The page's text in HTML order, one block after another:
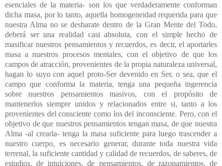
esenciales de la materia- son los que verdaderamente conforman
dicha masa, por lo tanto, aquella homogeneidad requerida para que
nuestra Alma no se desbarate dentro de la Gran Mente del Todo,
deberá ser una realidad casi absoluta, con el simple hecho de
masificar nuestros pensamientos y recuerdos, es decir, el aportarles
masa a nuestros procesos mentales, con el objetivo de que los
campos de atracción, provenientes de la propia naturaleza universal,
hagan lo suyo con aquel proto-Ser devenido en Ser, o sea, que el
campo que conforma la materia, tenga una pequeña ingerencia
sobre nuestros pensamientos masivos, con el propósito de
mantenerlos siempre unidos y relacionados entre si, tanto a los
provenientes del consciente como los del inconsciente. Pero, con el
objetivo de que nuestros pensamientos tengan masa, de que nuestra
Alma -al crearla- tenga la masa suficiente para luego trascender a
nuestro cuerpo, es necesario generar, durante toda nuestra vida
terrenal, la suficiente cantidad y calidad de recuerdos, de saberes, de
estudios, de intuiciones, de pensamientos, de razonamientos, de